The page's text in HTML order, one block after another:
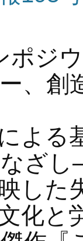
ポジ
創
よる
ざ
した
化と